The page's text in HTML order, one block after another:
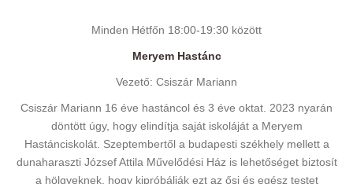
Minden Hétfőn 18:00-19:30 között
Meryem Hastánc
Vezető: Csiszár Mariann
Csiszár Mariann 16 éve hastáncol és 3 éve oktat. 2023 nyarán
döntött úgy, hogy elindítja saját iskoláját a Meryem
Hastánciskolát. Szeptembertől a budapesti székhely mellett a
dunaharaszti József Attila Művelődési Ház is lehetőséget biztosít
a hölgyeknek, hogy kipróbálják ezt az ősi és egész testet